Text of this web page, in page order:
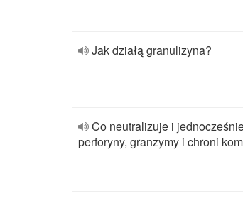
Jak działą granulizyna?
Co neutralizuje i
perforyny, granzymy i chroni